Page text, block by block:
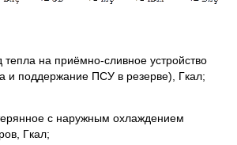
тепла на приёмно-сливное устройство
и поддержание ПСУ в резерве), Гкал;
с наружным охлаждением
Гкал;